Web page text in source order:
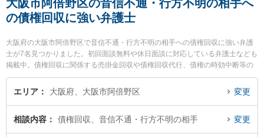
大阪市阿倍野区の音信不通・行方不明の相手へ
の債権回収に強い弁護士
大阪府の大阪市阿倍野区で音信不通・行方不明の相手への債権回収に強い弁護
士が7名見つかりました。初回面談無料や休日面談に対応している弁護士なども
掲載中。債権回収に関係する売掛金回収や債権回収代行、債権の時効中断等の
細かな分野での絞り込み検索もでき便利です。特に天王寺総合法律事務所の大
前 貴子弁護士や阿倍野なみはや法律事務所の髙橋 優弁護士、角谷法律事務所の
の債権回収のトラブルを今すぐに弁護士に相談したい』『音信不通・行方不明
の相手への債権回収のトラブル解決の実績豊富な近くの弁護士を検索したい』
エリア 大阪府、大阪市阿倍野区 変更
相談内容 債権回収、音信不通・行方不明の相手 変更